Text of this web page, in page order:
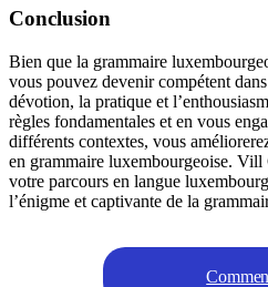
Conclusion
Bien que la grammaire
vous pouvez devenir compétent
dévotion, la pratique et
règles fondamentales et en vous
différents contextes, vous
en grammaire luxembourgeoise. Vill
votre parcours en langue
l’énigme et captivante de la